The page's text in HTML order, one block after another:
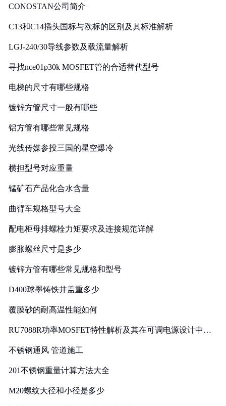
CONOSTAN公司简介
C13和C14插头国标与欧标的区别及其标准解析
LGJ-240/30导线参数及载流量解析
寻找nce01p30k MOSFET管的合适替代型号
电梯的尺寸有哪些规格
镀锌方管尺寸一般有哪些
铝方管有哪些常见规格
光线传媒参投三国的星空爆冷
横担型号对应重量
锰矿石产品化合水含量
曲臂车规格型号大全
配电柜母排螺栓力矩要求及连接规范详解
膨胀螺丝尺寸是多少
镀锌方管有哪些常见规格和型号
D400球墨铸铁井盖重多少
覆膜砂的耐高温性能如何
RU7088R功率MOSFET特性解析及其在可调电源设计中的
不锈钢通风 管道施工
201不锈钢重量计算方法大全
M20螺纹大径和小径是多少